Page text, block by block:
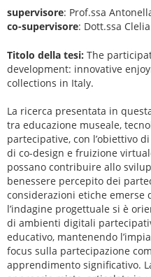
supervisore: Prof.ssa
co-supervisore: Dott.ssa
Titolo della tesi: The
development: innovative
collections in Italy.
La ricerca presentata in
tra educazione museale,
partecipative, con l’obiettivo
di co-design e fruizione
possano contribuire allo
benessere percepito dei
considerazioni etiche emerse
l’indagine progettuale si è
di ambienti digitali
educativo, mantenendo
focus sulla partecipazione
apprendimento significativo.